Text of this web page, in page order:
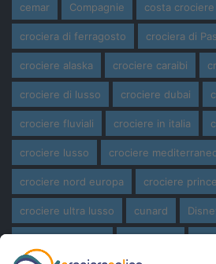
cemar Compagnie costa crociere
crociera di ferragosto crociera di
crociere alaska crociere caraibi
crociere di lusso crociere dubai
crociere fluviali crociere in italia
crociere lusso crociere
crociere nord europa crociere
crociere ultra lusso cunard